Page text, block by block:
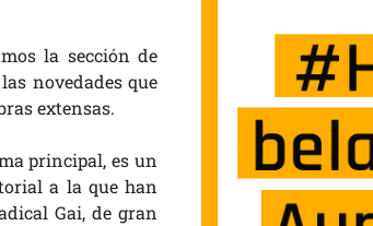
DE LA MANO DE EDITORIAL IMPERDIBLE SARRERAN
la sección de
novedades que
extensas.
principal, es un
a la que han
Gai, de gran